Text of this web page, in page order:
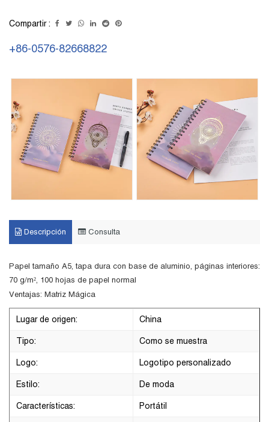
Compartir :
+86-0576-82668822
Descripción Consulta
Papel tamaño A5, tapa dura con base de aluminio, páginas interiores:
70 g/m², 100 hojas de papel normal
Ventajas: Matriz Mágica
Lugar de origen: China
Tipo: Como se muestra
Logo: Logotipo personalizado
Estilo: De moda
Características: Portátil